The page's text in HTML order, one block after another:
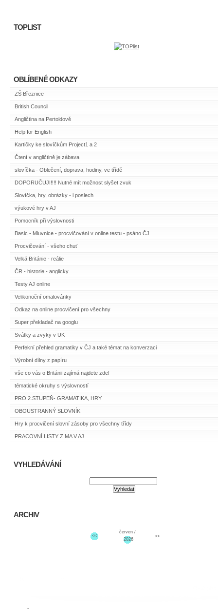
TOPLIST
OBLÍBENÉ ODKAZY
ZŠ Březnice
British Council
Angličtina na Pertoldově
Help for English
Kartičky ke slovíčkům Project1 a 2
Čtení v angličtině je zábava
slovíčka - Oblečení, doprava, hodiny, ve třídě
DOPORUČUJI!!!! Nutné mít možnost slyšet zvuk
Slovíčka, hry, obrázky - i poslech
výukové hry v AJ
Pomocník při výslovnosti
Basic - Mluvnice - procvičování v online testu - psáno ČJ
Procvičování - všeho chuť
Velká Británie - reálie
ČR - historie - anglicky
Testy AJ online
Velikonoční omalovánky
Odkaz na online procvičení pro všechny
Super překladač na googlu
Svátky a zvyky v UK
Perfekní přehled gramatiky v ČJ a také témat na konverzaci
Výrobní dílny z papíru
vše co vás o Británii zajímá najdete zde!
tématické okruhy s výslovností
PRO 2.STUPEŇ- GRAMATIKA, HRY
OBOUSTRANNÝ SLOVNÍK
Hry k procvičení slovní zásoby pro všechny třídy
PRACOVNÍ LISTY Z MA V AJ
VYHLEDÁVÁNÍ
ARCHIV
<<
červen /
2026
>>